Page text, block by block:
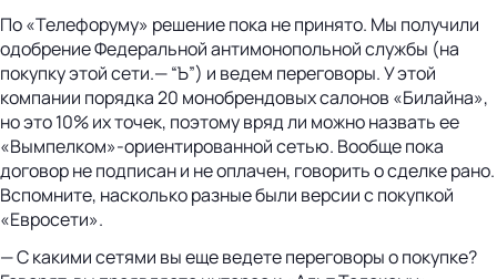
По «Телефоруму» решение пока не принято. Мы получили
одобрение Федеральной антимонопольной службы (на
покупку этой сети.— “Ъ”) и ведем переговоры. У этой
компании порядка 20 монобрендовых салонов «Билайна»,
но это 10% их точек, поэтому вряд ли можно назвать ее
«Вымпелком»-ориентированной сетью. Вообще пока
договор не подписан и не оплачен, говорить о сделке рано.
Вспомните, насколько разные были версии с покупкой
«Евросети».
— С какими сетями вы еще ведете переговоры о покупке?